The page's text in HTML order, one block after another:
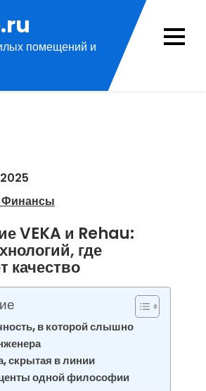
помещений и
Финансы
VEKA и Rehau:
где
качество
в которой слышно
скрытая в линии
одной философии